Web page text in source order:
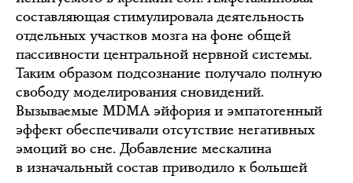
составляющая стимулировала деятельность
отдельных участков мозга на фоне общей
пассивности центральной нервной системы.
Таким образом подсознание получало полную
свободу моделирования сновидений.
Вызываемые MDMA эйфория и эмпатогенный
эффект обеспечивали отсутствие негативных
эмоций во сне. Добавление мескалина
в изначальный состав приводило к большей